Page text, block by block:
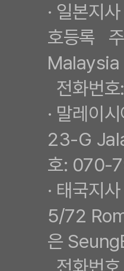
· 일본지
호등록
전화번
· 말레이
23-G
호: 070-
· 태국지
5/72
은